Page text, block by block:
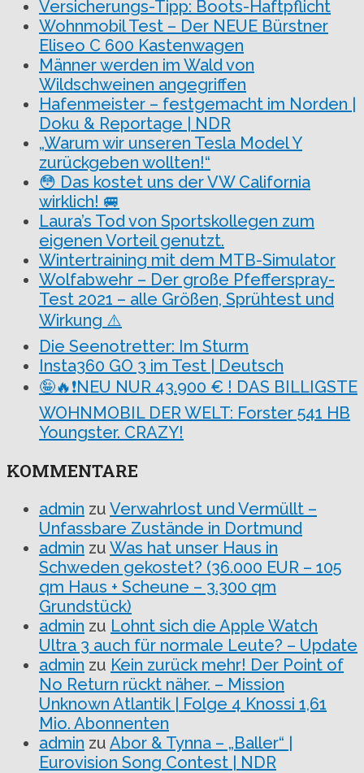
Versicherungs-Tipp: Boots-Haftpflicht
Wohnmobil Test – Der NEUE Bürstner
Eliseo C 600 Kastenwagen
Männer werden im Wald von
Wildschweinen angegriffen
Hafenmeister – festgemacht im Norden |
Doku & Reportage | NDR
„Warum wir unseren Tesla Model Y
zurückgeben wollten!“
😳 Das kostet uns der VW California
wirklich! 🚐
Laura’s Tod von Sportskollegen zum
eigenen Vorteil genutzt.
Wintertraining mit dem MTB-Simulator
Wolfabwehr – Der große Pfefferspray-
Test 2021 – alle Größen, Sprühtest und
Wirkung ⚠️
Die Seenotretter: Im Sturm
Insta360 GO 3 im Test | Deutsch
🤪🔥❗NEU NUR 43.900 € ! DAS BILLIGSTE
WOHNMOBIL DER WELT: Forster 541 HB
Youngster. CRAZY!
KOMMENTARE
admin zu Verwahrlost und Vermüllt –
Unfassbare Zustände in Dortmund
admin zu Was hat unser Haus in
Schweden gekostet? (36.000 EUR – 105
qm Haus + Scheune – 3.300 qm
Grundstück)
admin zu Lohnt sich die Apple Watch
Ultra 3 auch für normale Leute? – Update
admin zu Kein zurück mehr! Der Point of
No Return rückt näher. – Mission
Unknown Atlantik | Folge 4 Knossi 1,61
Mio. Abonnenten
admin zu Abor & Tynna – „Baller“ |
Eurovision Song Contest | NDR